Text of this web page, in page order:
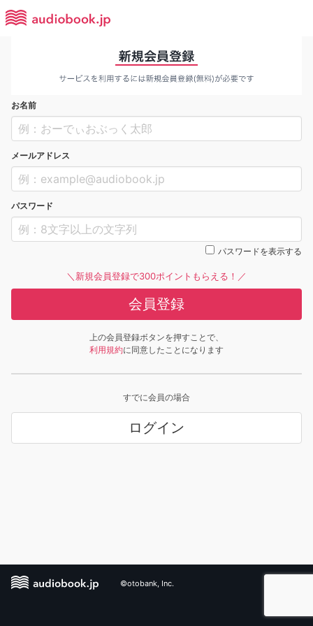
お名前
メールアドレス
パスワード
パスワードを表示する
＼新規会員登録で300ポイントもらえる！／
会員登録
上の会員登録ボタンを押すことで、
利用規約に同意したことになります
すでに会員の場合
ログイン
©otobank, Inc.